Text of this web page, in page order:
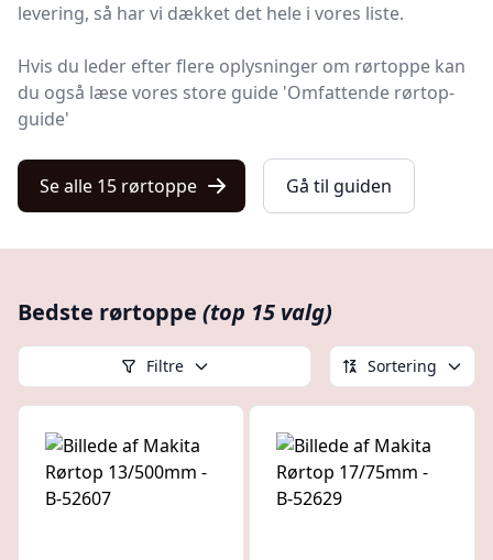
levering, så har vi dækket det hele i vores liste.
Hvis du leder efter flere oplysninger om rørtoppe kan
du også læse vores store guide 'Omfattende rørtop-
guide'
Se alle 15 rørtoppe Gå til guiden
Bedste rørtoppe (top 15 valg)
Filtre Sortering